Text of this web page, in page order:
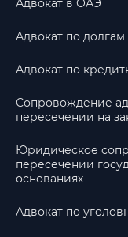
Адвокат в ОАЭ
Адвокат по долгам
Адвокат по
Сопровождение
пересечении на
Юридическое
пересечении
основаниях
Адвокат по